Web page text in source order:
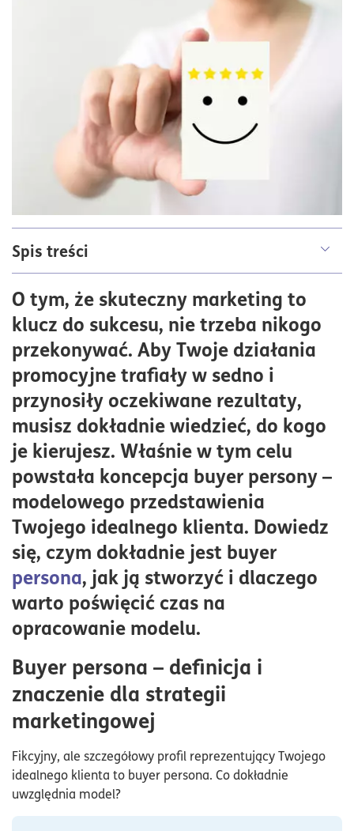
Spis treści
marketingowej
Jakie są kluczowe parametry buyer persony?
Proces tworzenia modelu reprezentacji klienta krok
po kroku
Jakie badania i dane są potrzebne do stworzenia
modelu klienta?
Dlaczego buyer persona jest ważna dla efektywności
kampanii marketingowych?
Jak mierzyć skuteczność wykorzystania buyer
persony?
Jakie są najczęstsze błędy przy tworzeniu buyer
persony i jak ich uniknąć?
Jak wykorzystać model reprezentacji klienta w
planowaniu strategii sprzedaży?
branżach
Jakie narzędzia i technologie mogą pomóc w
tworzeniu i optymalizacji modelu klienta?
O tym, że skuteczny marketing to
klucz do sukcesu, nie trzeba nikogo
przekonywać. Aby Twoje działania
promocyjne trafiały w sedno i
przynosiły oczekiwane rezultaty,
musisz dokładnie wiedzieć, do kogo
je kierujesz. Właśnie w tym celu
powstała koncepcja buyer persony –
modelowego przedstawienia
Twojego idealnego klienta. Dowiedz
się, czym dokładnie jest buyer
persona, jak ją stworzyć i dlaczego
warto poświęcić czas na
opracowanie modelu.
Buyer persona – definicja i
znaczenie dla strategii
marketingowej
Fikcyjny, ale szczegółowy profil reprezentujący Twojego
idealnego klienta to buyer persona. Co dokładnie
uwzględnia model?